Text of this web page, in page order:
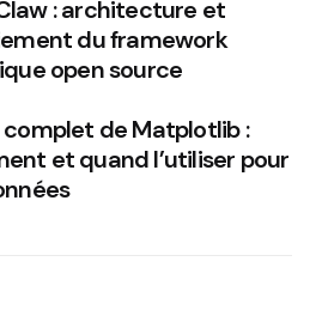
: architecture et
du framework
open source
complet de Matplotlib :
et quand l’utiliser pour